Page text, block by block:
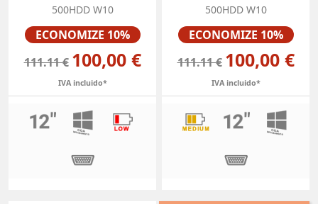
500HDD W10
Preço
ECONOMIZE 10%
111.11 € 100,00 €
IVA incluido*
500HDD W10
Preço
ECONOMIZE 10%
111.11 € 100,00 €
IVA incluido*